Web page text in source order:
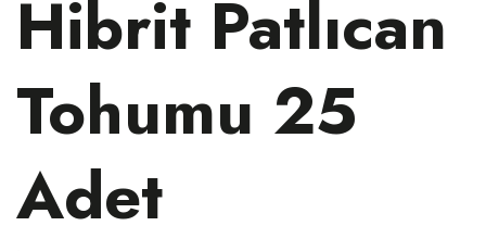
Hibrit Patlıcan
Tohumu 25
Adet